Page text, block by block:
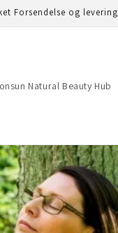
Forsendelse og levering
Natural Beauty Hub